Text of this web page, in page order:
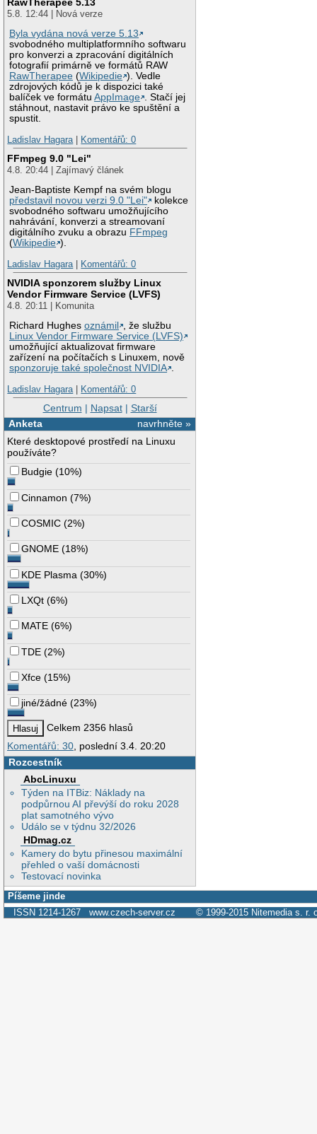
5.8. 12:44 | Nová verze
Byla vydána nová verze 5.13
svobodného multiplatformního softwaru
pro konverzi a zpracování digitálních
fotografií primárně ve formátů RAW
RawTherapee (Wikipedie ). Vedle
zdrojových kódů je k dispozici také
balíček ve formátuAppImage . Stačí jej
stáhnout, nastavit právo ke spuštění a
spustit.
Ladislav Hagara| Komentářů: 0
FFmpeg 9.0 "Lei"
4.8. 20:44 | Zajímavý článek
Jean-Baptiste Kempf na svém blogu
představil novou verzi 9.0 "Lei"
kolekce
svobodného softwaru umožňujícího
nahrávání, konverzi a streamovaní
digitálního zvuku a obrazu FFmpeg
(Wikipedie ).
Ladislav Hagara| Komentářů: 0
NVIDIA sponzorem služby Linux
Vendor Firmware Service (LVFS)
4.8. 20:11 | Komunita
Richard Hughesoznámil
, že službu
Linux Vendor Firmware Service (LVFS)
umožňující aktualizovat firmware
zařízení na počítačích s Linuxem, nově
sponzoruje také společnost NVIDIA .
Ladislav Hagara| Komentářů: 0
Centrum | Napsat| Starší
navrhněte »
Anketa
Které desktopové prostředí na Linuxu
používáte?
Budgie (10%)
Cinnamon (7%)
COSMIC (2%)
GNOME (18%)
KDE Plasma (30%)
LXQt (6%)
MATE (6%)
TDE (2%)
Xfce (15%)
jiné/žádné (23%)
Celkem 2356 hlasů
Komentářů: 30 , poslední 3.4. 20:20
Rozcestník
AbcLinuxu
Týden na ITBiz: Náklady na
podpůrnou AI převýší do roku 2028
plat samotného vývo
Událo se v týdnu 32/2026
HDmag.cz
Kamery do bytu přinesou maximální
přehled o vaší domácnosti
Testovací novinka
Píšeme jinde
ISSN 1214-1267 www.czech-server.cz © 1999-2015 Nitemedia s. r.